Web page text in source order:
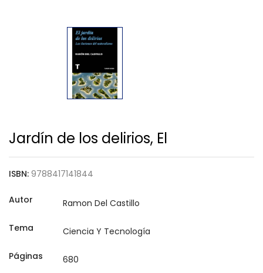
Jardín de los delirios, El
ISBN: 9788417141844
Autor
Tema
Páginas